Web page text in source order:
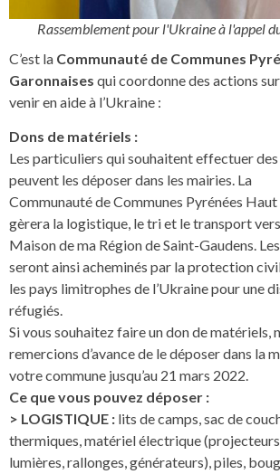
Rassemblement pour l'Ukraine à l'appel
C’est la Communauté de Communes
Garonnaises qui coordonne des actions
venir en aide à l’Ukraine :
Dons de matériels :
Les particuliers qui souhaitent effectuer
peuvent les déposer dans les mairies. La
Communauté de Communes Pyrénées
gèrera la logistique, le tri et le transport
Maison de ma Région de Saint-Gaudens.
seront ainsi acheminés par la protection
les pays limitrophes de l’Ukraine pour une
réfugiés.
Si vous souhaitez faire un don de matériels,
remercions d’avance de le déposer dans la
votre commune jusqu’au 21 mars 2022.
Ce que vous pouvez déposer :
> LOGISTIQUE : lits de camps, sac de
thermiques, matériel électrique
lumières, rallonges, générateurs), piles,